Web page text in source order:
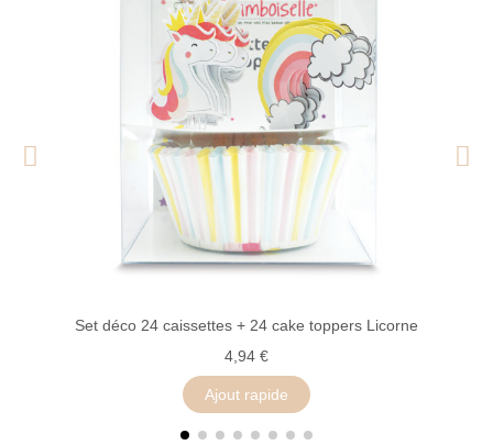
Set déco 24 caissettes + 24 cake toppers Licorne
4,94 €
Ajout rapide